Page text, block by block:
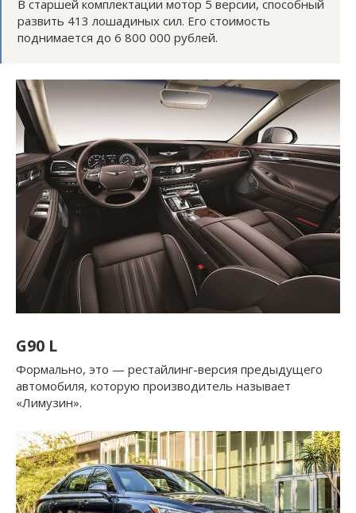
В старшей комплектации мотор 5 версии, способный
развить 413 лошадиных сил. Его стоимость
поднимается до 6 800 000 рублей.
G90 L
Формально, это — рестайлинг-версия предыдущего
автомобиля, которую производитель называет
«Лимузин».